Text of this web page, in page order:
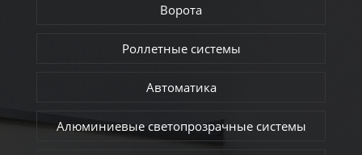
Ворота
Роллетные системы
Автоматика
Алюминиевые светопрозрачные системы